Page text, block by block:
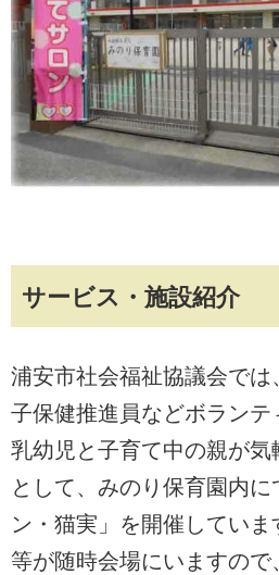
サービス・施設紹介
浦安市社会福祉協議会で
子保健推進員などボランテ
乳幼児と子育て中の親が
として、みのり保育園内
ン・猫実」を開催してい
等が随時会場にいますので